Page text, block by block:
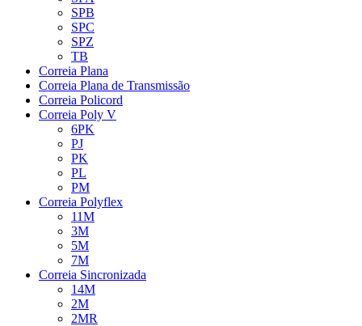
SPB
SPC
SPZ
TB
Correia Plana
Correia Plana de Transmissão
Correia Policord
Correia Poly V
6PK
PJ
PK
PL
PM
Correia Polyflex
11M
3M
5M
7M
Correia Sincronizada
14M
2M
2MR